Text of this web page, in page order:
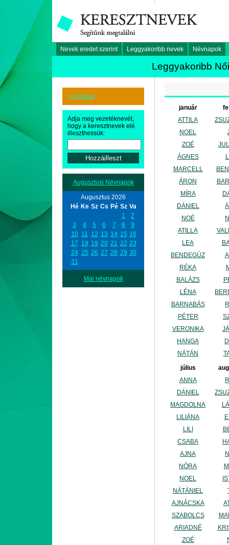
Nevek eredet szerint Leggyakoribb nevek Névnapok
Leggyakoribb
<< Vissza
Adja meg vezetéknevét,
hogy a keresztnevek elé
illeszthessük:
Augusztusi Névnapok
Augusztus 2026
Hé Ke Sz Cs Pé Sz Va
1
2
3
4 5 6 7 8
9
10 11 12 13 14 15 16
17 18 19 20 21 22 23
24 25 26 27 28 29 30
31
Mai névnapok
január
ATTILA
NOEL
ZOÉ
ÁGNES
MARCELL
ÁRON
MÍRA
DÁNIEL
NOÉ
ATILLA
LEA
BENDEGÚZ
RÉKA
BALÁZS
LÉNA
BARNABÁS
PÉTER
VERONIKA
HANGA
NÁTÁN
július
ANNA
DÁNIEL
MAGDOLNA
LILIÁNA
LILI
CSABA
AJNA
NÓRA
NOEL
NÁTÁNIEL
AJNÁCSKA
SZABOLCS
ARIADNÉ
ZOÉ